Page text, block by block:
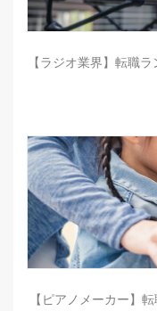
【ラジオ業界】転職
【ピアノメーカー】